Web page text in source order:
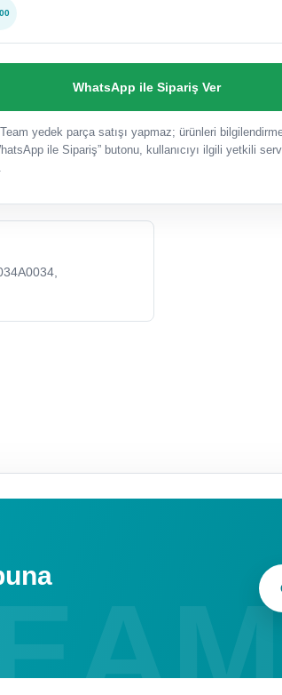
WhatsApp ile Sipariş Ver
yedek parça satışı yapmaz; ürünleri
ile Sipariş” butonu, kullanıcıyı ilgili yetkili